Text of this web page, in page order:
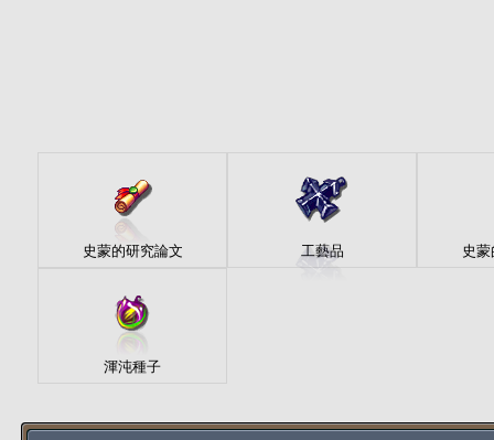
史蒙的研究論文 工藝品 史
渾沌種子